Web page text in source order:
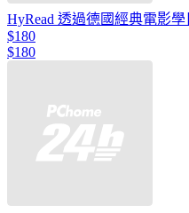
HyRead 透過德國經典電影
$180
$180